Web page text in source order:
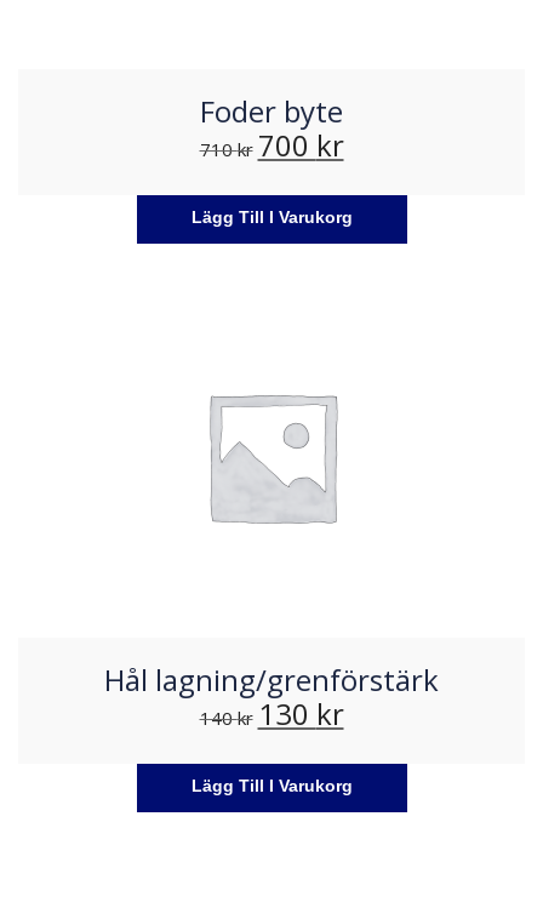
Foder byte
710kr 700 kr
Lägg Till I Varukorg
Hål lagning/grenförstärk
140kr 130 kr
Lägg Till I Varukorg